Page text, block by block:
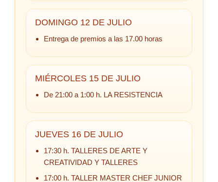
DOMINGO 12 DE JULIO
Entrega de premios a las 17.00 horas
MIÉRCOLES 15 DE JULIO
De 21:00 a 1:00 h. LA RESISTENCIA
JUEVES 16 DE JULIO
17:30 h. TALLERES DE ARTE Y
CREATIVIDAD Y TALLERES
17:00 h. TALLER MASTER CHEF JUNIOR